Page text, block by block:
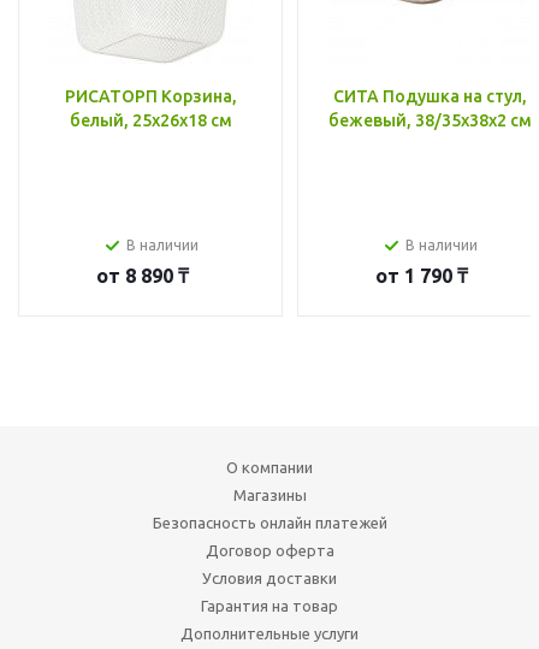
РИСАТОРП Корзина,
белый, 25x26x18 см
В наличии
от 8 890 ₸
СИТА Подушка на стул,
бежевый, 38/35x38x2 см
В наличии
от 1 790 ₸
О компании
Магазины
Безопасность онлайн платежей
Договор оферта
Условия доставки
Гарантия на товар
Дополнительные услуги